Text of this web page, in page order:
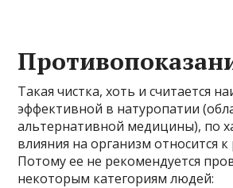
Такая чистка, хоть и считается
эффективной в натуропатии
альтернативной медицины), по
влияния на организм относится
Потому ее не рекомендуется
некоторым категориям людей: